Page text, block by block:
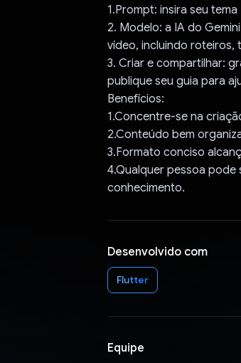
1.Prompt: insira seu
2. Modelo: a IA do
vídeo, incluindo roteiros,
3. Criar e compartilhar:
publique seu guia para
Benefícios:
1.Concentre-se na
2.Conteúdo bem
3.Formato conciso
4.Qualquer pessoa
conhecimento.
Desenvolvido com
Flutter
Equipe